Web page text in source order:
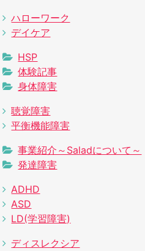
ハローワーク
デイケア
HSP
体験記事
身体障害
聴覚障害
平衡機能障害
事業紹介～Saladについて～
発達障害
ADHD
ASD
LD(学習障害)
ディスレクシア